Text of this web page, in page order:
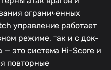
ограниченных
управление работает
режиме, так и с док-
это система Hi-Score и
повторные